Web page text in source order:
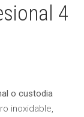
4
o custodia
inoxidable,